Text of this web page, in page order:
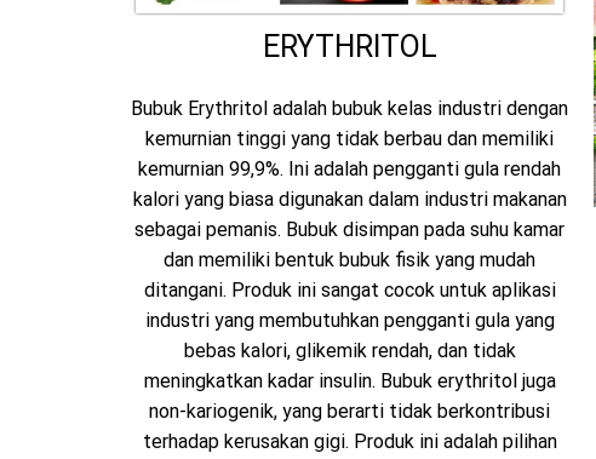
ERYTHRITOL
Bubuk Erythritol adalah bubuk kelas industri dengan
kemurnian tinggi yang tidak berbau dan memiliki
kemurnian 99,9%. Ini adalah pengganti gula rendah
kalori yang biasa digunakan dalam industri makanan
sebagai pemanis. Bubuk disimpan pada suhu kamar
dan memiliki bentuk bubuk fisik yang mudah
ditangani. Produk ini sangat cocok untuk aplikasi
industri yang membutuhkan pengganti gula yang
bebas kalori, glikemik rendah, dan tidak
meningkatkan kadar insulin. Bubuk erythritol juga
non-kariogenik, yang berarti tidak berkontribusi
terhadap kerusakan gigi. Produk ini adalah pilihan